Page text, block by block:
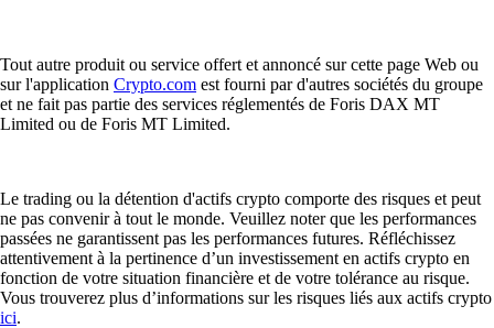
Tout autre produit ou service offert et annoncé sur cette page Web ou
sur l'application Crypto.com est fourni par d'autres sociétés du groupe
et ne fait pas partie des services réglementés de Foris DAX MT
Limited ou de Foris MT Limited.
Le trading ou la détention d'actifs crypto comporte des risques et peut
ne pas convenir à tout le monde. Veuillez noter que les performances
passées ne garantissent pas les performances futures. Réfléchissez
attentivement à la pertinence d’un investissement en actifs crypto en
fonction de votre situation financière et de votre tolérance au risque.
Vous trouverez plus d’informations sur les risques liés aux actifs crypto
ici.